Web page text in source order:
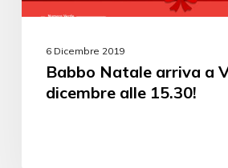
6 Dicembre 2019
Babbo Natale arriva a
dicembre alle 15.30!